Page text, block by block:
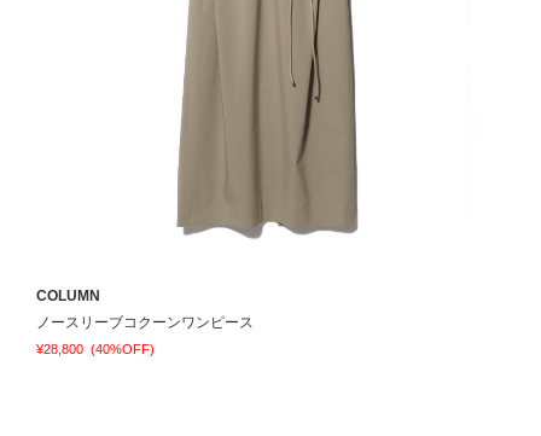
COLUMN
ノースリーブコクーンワンピース
¥28,800 (40%OFF)